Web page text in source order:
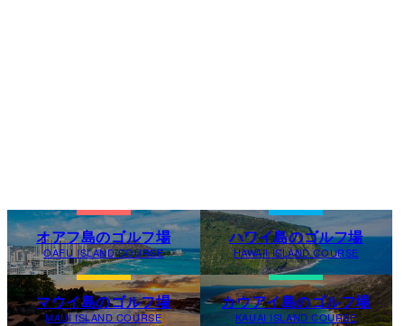
オアフ島のゴルフ場
OAFU ISLAND COURSE
ハワイ島のゴルフ場
HAWAII ISLAND COURSE
マウイ島のゴルフ場
MAUI ISLAND COURSE
カウアイ島のゴルフ場
KAUAI ISLAND COURSE